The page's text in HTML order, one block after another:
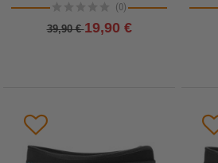
(0)
39,90 €19,90 €